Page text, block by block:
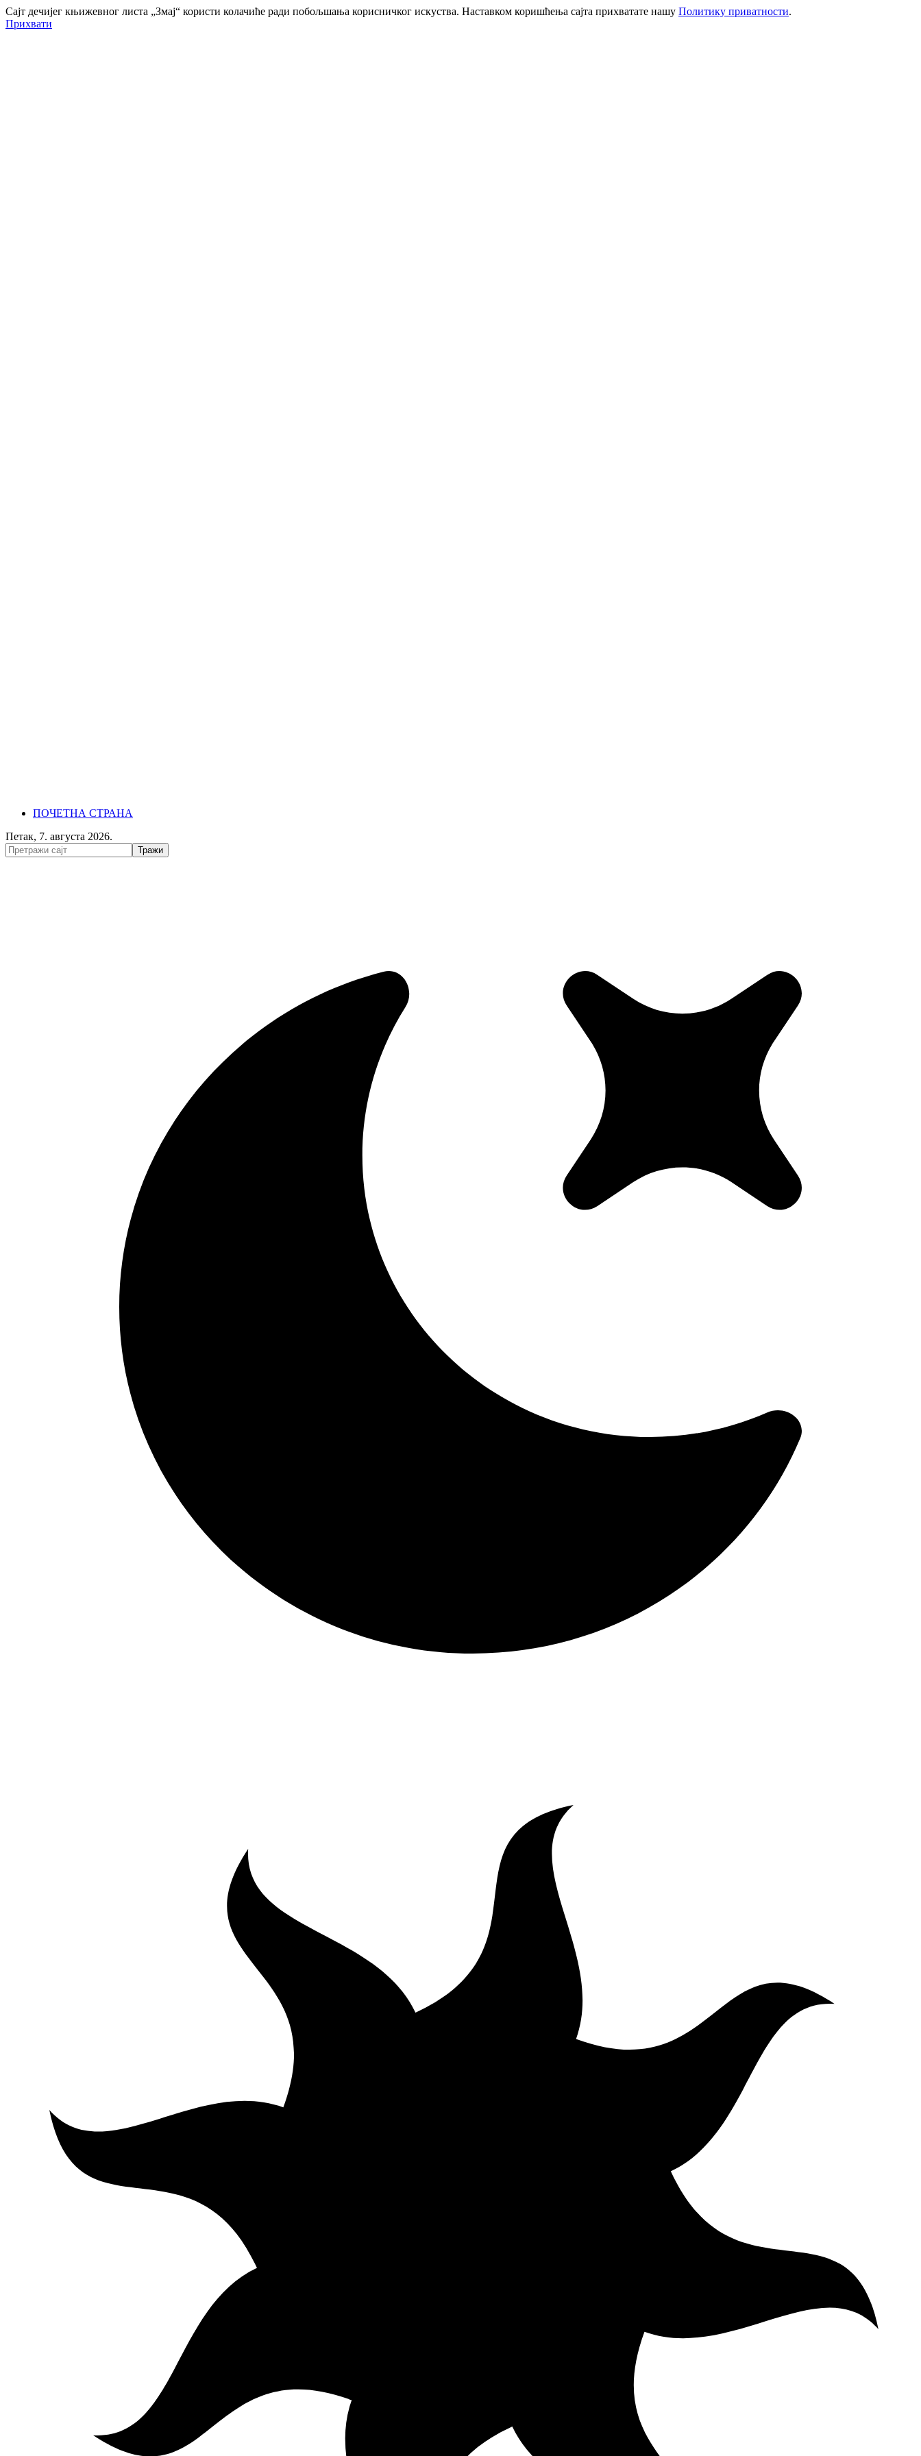
Сајт дечијег књижевног листа „Змај“ користи колачиће ради побољшања корисничког искуства. Наставком коришћења сајта прихватате нашу Политику приватности.
Прихвати
ПОЧЕТНА СТРАНА
Петак, 7. августа 2026.